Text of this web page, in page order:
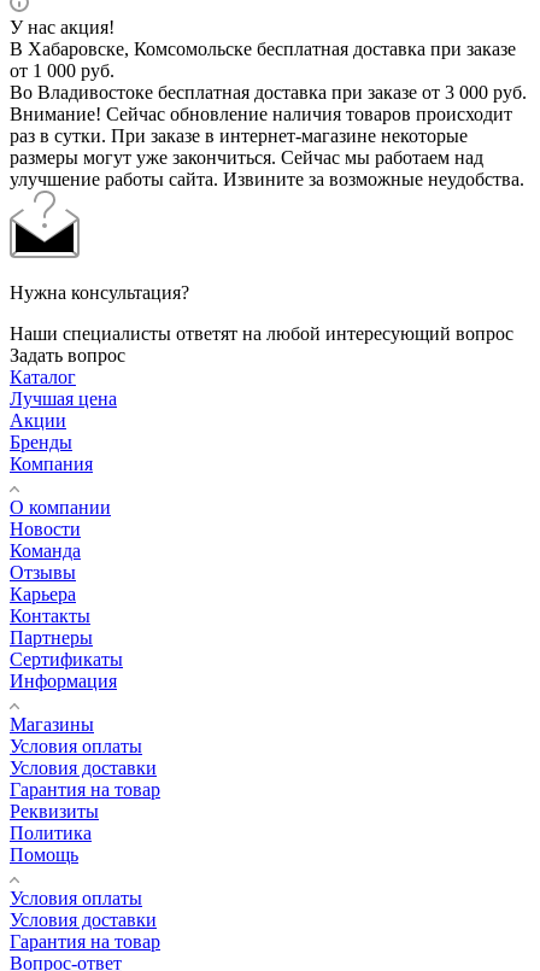
У нас акция!
В Хабаровске, Комсомольске бесплатная доставка при заказе
от 1 000 руб.
Во Владивостоке бесплатная доставка при заказе от 3 000 руб.
Внимание! Сейчас обновление наличия товаров происходит
раз в сутки. При заказе в интернет-магазине некоторые
размеры могут уже закончиться. Сейчас мы работаем над
улучшение работы сайта. Извините за возможные неудобства.
Нужна консультация?
Наши специалисты ответят на любой интересующий вопрос
Задать вопрос
Каталог
Лучшая цена
Акции
Бренды
Компания
О компании
Новости
Команда
Отзывы
Карьера
Контакты
Партнеры
Сертификаты
Информация
Магазины
Условия оплаты
Условия доставки
Гарантия на товар
Реквизиты
Политика
Помощь
Условия оплаты
Условия доставки
Гарантия на товар
Вопрос-ответ